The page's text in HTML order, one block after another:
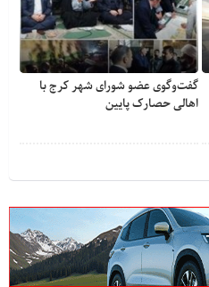
گفت‌وگوی عضو شورای شهر کرج با
اهالی حصارک پایین